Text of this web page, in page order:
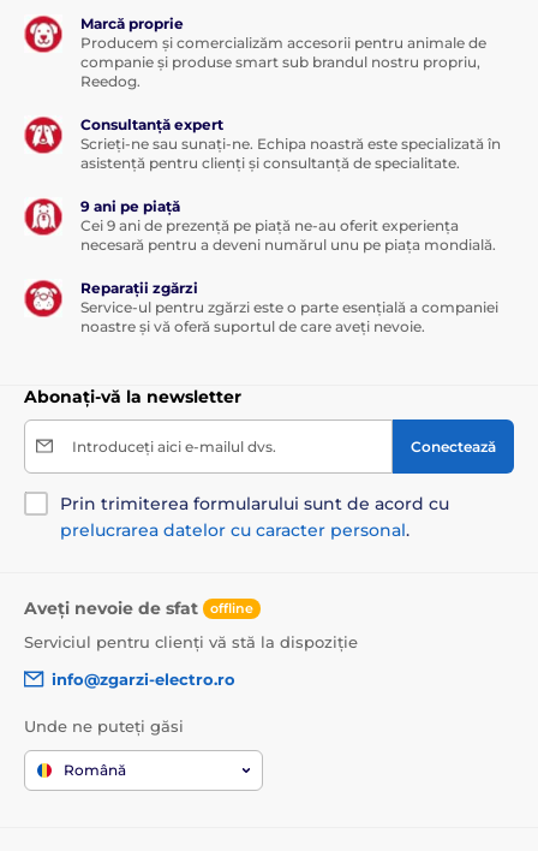
Marcă proprie
Producem și comercializăm accesorii pentru animale de
companie și produse smart sub brandul nostru propriu,
Reedog.
Consultanță expert
Scrieți-ne sau sunați-ne. Echipa noastră este specializată în
asistență pentru clienți și consultanță de specialitate.
9 ani pe piață
Cei 9 ani de prezență pe piață ne-au oferit experiența
necesară pentru a deveni numărul unu pe piața mondială.
Reparații zgărzi
Service-ul pentru zgărzi este o parte esențială a companiei
noastre și vă oferă suportul de care aveți nevoie.
Abonați-vă la newsletter
Introduceți aici e-mailul dvs. Conectează
Prin trimiterea formularului sunt de acord cu
prelucrarea datelor cu caracter personal.
Aveți nevoie de sfat offline
Serviciul pentru clienți vă stă la dispoziție
info@zgarzi-electro.ro
Unde ne puteți găsi
Română